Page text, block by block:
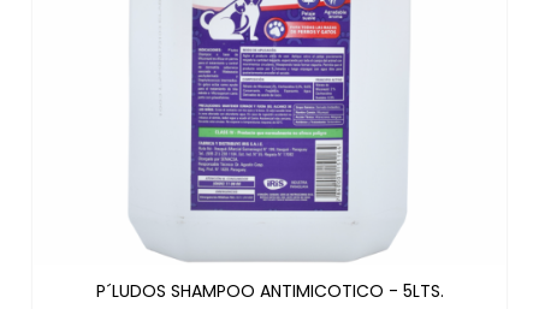
P´LUDOS SHAMPOO ANTIMICOTICO - 5LTS.